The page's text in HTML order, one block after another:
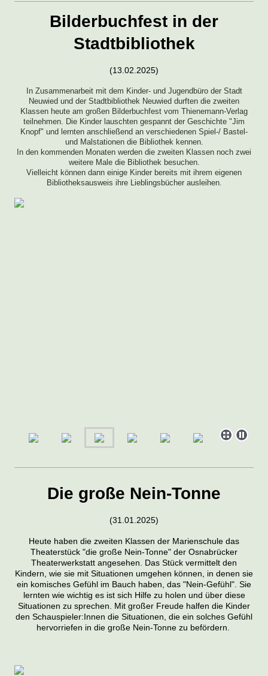
Bilderbuchfest in der
Stadtbibliothek
(13.02.2025)
In Zusammenarbeit mit dem Kinder- und Jugendbüro der Stadt
Neuwied und der Stadtbibliothek Neuwied durften die zweiten
Klassen heute am großen Bilderbuchfest vom Thienemann-Verlag
teilnehmen. Die Kinder lauschten gespannt der Geschichte "Jim
Knopf" und lernten anschließend an verschiedenen Spiel-/ Bastel-
und Malstationen die Bibliothek kennen.
In den kommenden Monaten werden die zweiten Klassen noch zwei
weitere Male die Bibliothek besuchen.
Vielleicht können dann einige Kinder bereits mit ihrem eigenen
Bibliotheksausweis ihre Lieblingsbücher ausleihen.
Die große Nein-Tonne
(31.01.2025)
Heute haben die zweiten Klassen der Marienschule das
Theaterstück "die große Nein-Tonne" der Osnabrücker
Theaterwerkstatt angesehen.
Das Stück vermittelt den
Kindern, wie sie mit Situationen umgehen können, in denen sie
ein komisches Gefühl im Bauch haben, das "Nein-Gefühl" . Sie
lernten wie wichtig es ist sich Hilfe zu holen und über diese
Situationen zu sprechen. Mit großer Freude halfen die Kinder
den Schauspieler:Innen die Situationen, die ein solches Gefühl
hervorriefen in die große Nein-Tonne zu befördern.